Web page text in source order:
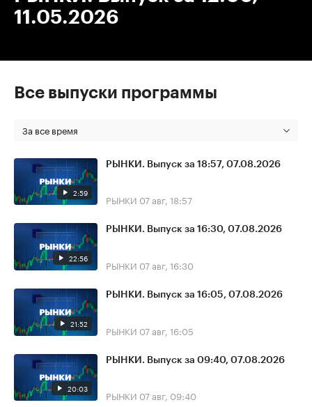
11.05.2026
Все выпуски программы
За все время
2:59
РЫНКИ. Выпуск за 18:57, 07.08.2026
РЫНКИ 07 авг, 18:57
22:56
РЫНКИ. Выпуск за 16:30, 07.08.2026
РЫНКИ 07 авг, 16:30
21:52
РЫНКИ. Выпуск за 16:05, 07.08.2026
РЫНКИ 07 авг, 16:05
20:03
РЫНКИ. Выпуск за 09:40, 07.08.2026
РЫНКИ 07 авг, 09:40